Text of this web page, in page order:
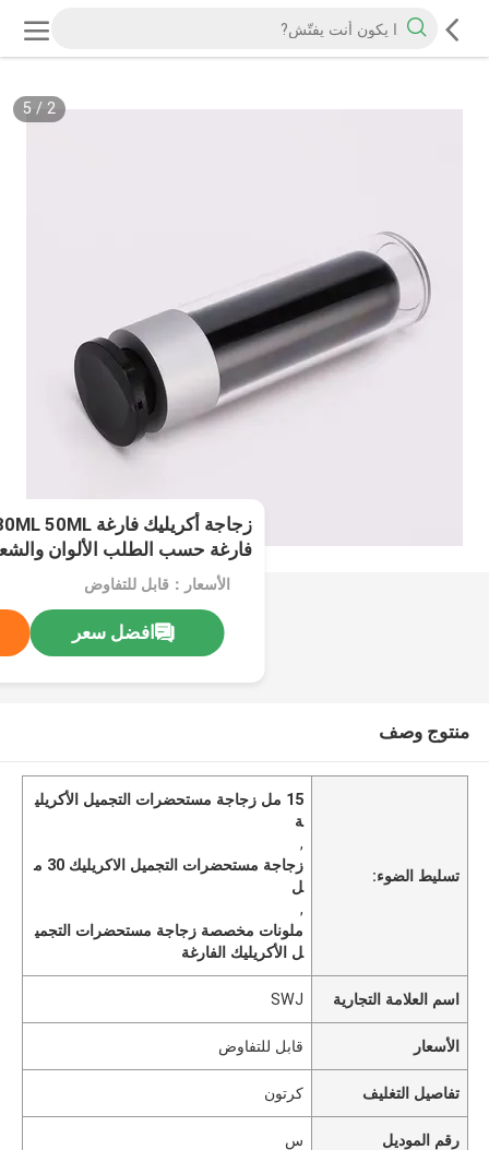
2
/
5
فارغة حسب الطلب الألوان
الأسعار：قابل للتفاوض
افضل سعر
منتوج وصف
تسليط الضوء:
15 مل زجاجة مستحضرات التجميل الأكريلي
ة
,
زجاجة مستحضرات التجميل الاكريليك 30 م
ل
,
ملونات مخصصة زجاجة مستحضرات التجمي
ل الأكريليك الفارغة
اسم العلامة التجارية SWJ
الأسعار قابل للتفاوض
تفاصيل التغليف كرتون
رقم الموديل س